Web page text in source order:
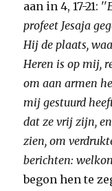
aan in 4, 17-21: ''
profeet Jesaja
Hij de plaats,
Heren is op mij,
om aan armen
mij gestuurd
dat ze vrij zijn,
zien, om
berichten:
begon hen te